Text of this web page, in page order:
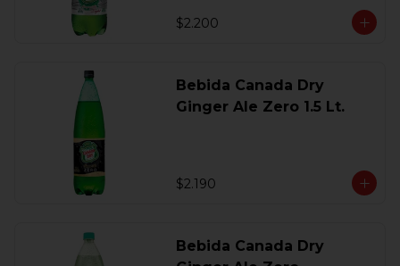
$2.200
Bebida Canada Dry
Ginger Ale Zero 1.5 Lt.
$2.190
Bebida Canada Dry